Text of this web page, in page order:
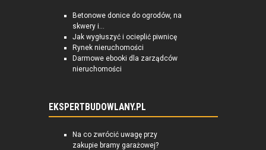
Betonowe donice do ogrodów, na
skwery i...
Jak wygłuszyć i ocieplić piwnicę
Rynek nieruchomości
Darmowe ebooki dla zarządców
nieruchomości
EKSPERTBUDOWLANY.PL
Na co zwrócić uwagę przy
zakupie bramy garażowej?